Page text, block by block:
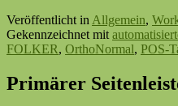
Veröffentlicht in Allgemein,
Gekennzeichnet mit
FOLKER, OrthoNormal, POS-
Primärer